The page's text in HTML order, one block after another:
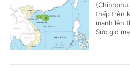
thấp trên
mạnh lên
Sức gió